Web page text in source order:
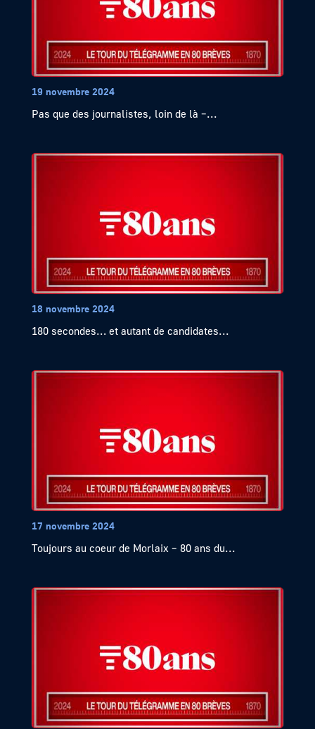
19 novembre 2024
Pas que des journalistes, loin de là –...
18 novembre 2024
180 secondes… et autant de candidates...
17 novembre 2024
Toujours au coeur de Morlaix – 80 ans du...